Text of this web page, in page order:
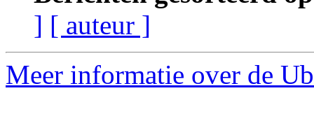
] [ auteur ]
Meer informatie over de